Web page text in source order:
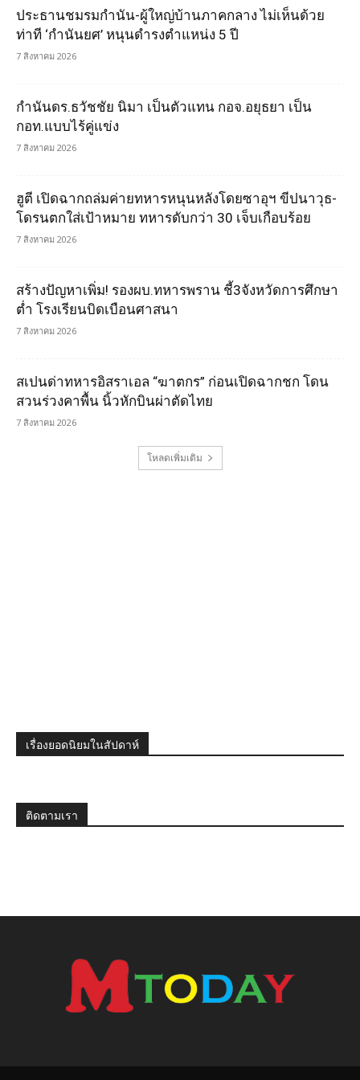
ประธานชมรมกำนัน-ผู้ใหญ่บ้านภาคกลาง ไม่เห็นด้วย
ท่าที ‘กำนันยศ’ หนุนดำรงตำแหน่ง 5 ปี
7 สิงหาคม 2026
กำนันดร.ธวัชชัย นิมา เป็นตัวแทน กอจ.อยุธยา เป็น
กอท.แบบไร้คู่แข่ง
7 สิงหาคม 2026
ฮูตี เปิดฉากถล่มค่ายทหารหนุนหลังโดยซาอุฯ ขีปนาวุธ-
โดรนตกใส่เป้าหมาย ทหารดับกว่า 30 เจ็บเกือบร้อย
7 สิงหาคม 2026
สร้างปัญหาเพิ่ม! รองผบ.ทหารพราน ชี้3จังหวัดการศึกษา
ต่ำ โรงเรียนบิดเบือนศาสนา
7 สิงหาคม 2026
สเปนด่าทหารอิสราเอล “ฆาตกร” ก่อนเปิดฉากชก โดน
สวนร่วงคาพื้น นิ้วหักบินผ่าตัดไทย
7 สิงหาคม 2026
โหลดเพิ่มเติม
เรื่องยอดนิยมในสัปดาห์
ติดตามเรา